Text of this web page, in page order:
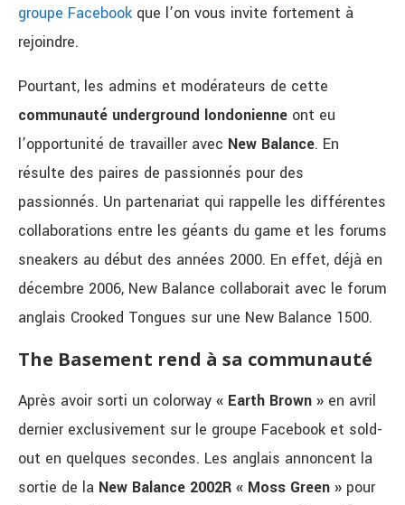
groupe Facebook que l’on vous invite fortement à
rejoindre.
Pourtant, les admins et modérateurs de cette
communauté underground londonienne ont eu
l’opportunité de travailler avec New Balance. En
résulte des paires de passionnés pour des
passionnés. Un partenariat qui rappelle les différentes
collaborations entre les géants du game et les forums
sneakers au début des années 2000. En effet, déjà en
décembre 2006, New Balance collaborait avec le forum
anglais Crooked Tongues sur une New Balance 1500.
The Basement rend à sa communauté
Après avoir sorti un colorway « Earth Brown » en avril
dernier exclusivement sur le groupe Facebook et sold-
out en quelques secondes. Les anglais annoncent la
sortie de la New Balance 2002R « Moss Green » pour